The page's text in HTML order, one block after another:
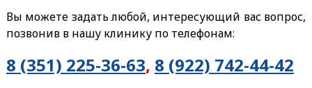
Вы можете задать любой, интересующий вас вопрос,
позвонив в нашу клинику по телефонам:
8 (351) 225-36-63, 8 (922) 742-44-42